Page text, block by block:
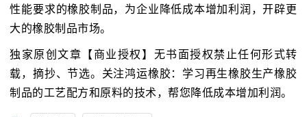
性能要求的橡胶制品，为企业降低成本增加利润，开辟更
大的橡胶制品市场。
独家原创文章【商业授权】无书面授权禁止任何形式转
载，摘抄、节选。关注鸿运橡胶：学习再生橡胶生产橡胶
制品的工艺配方和原料的技术，帮您降低成本增加利润。